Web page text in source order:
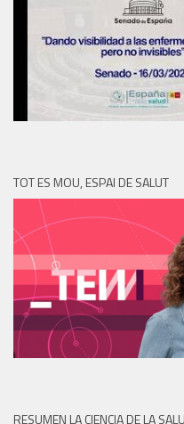
TOT ES MOU, ESPAI DE SALUT
RESUMEN LA CIENCIA DE LA